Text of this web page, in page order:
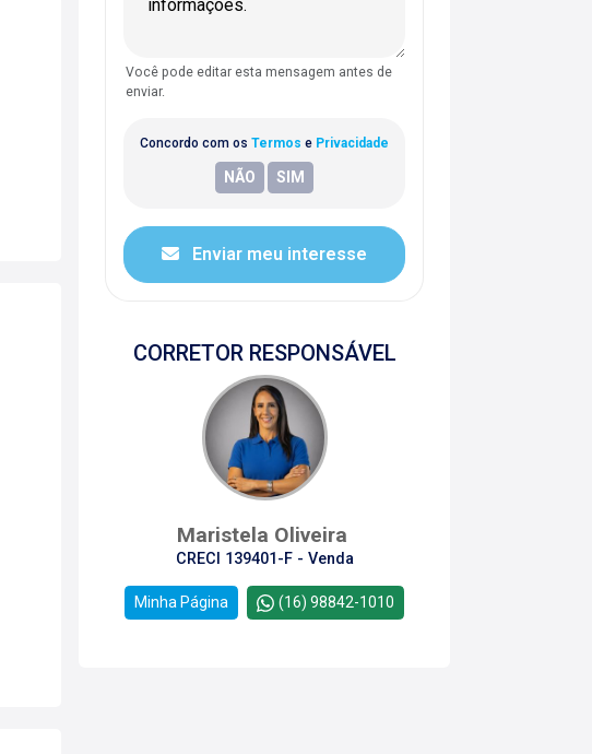
Você pode editar esta mensagem antes de
enviar.
Concordo com os Termos e Privacidade
Enviar meu interesse
CORRETOR RESPONSÁVEL
Maristela Oliveira
CRECI 139401-F - Venda
Minha Página (16) 98842-1010